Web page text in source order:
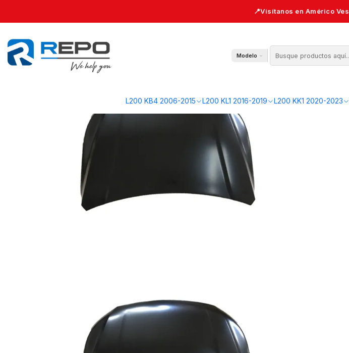
Modelo
L200 KB4 2006-2015 L200 KL1 2016-2019 L200 KK1 2020-2023